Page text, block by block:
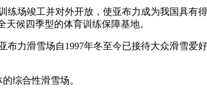
场竣工并对外开放，使亚布力成为我国具有
候四季型的体育训练保障基地。
力滑雪场自1997年冬至今已接待大众滑雪爱
综合性滑雪场。